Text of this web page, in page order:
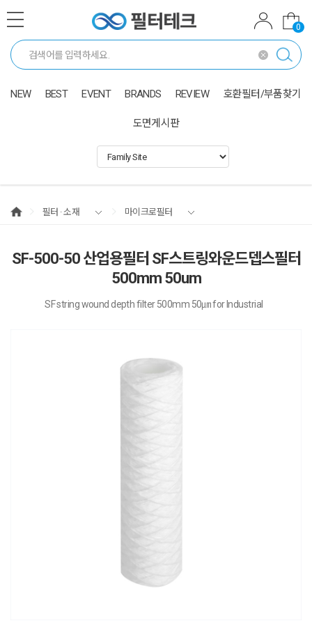
0
NEW BEST EVENT BRANDS REVIEW 호환필터/부품찾기
도면게시판
필터 · 소재 마이크로필터
SF-500-50 산업용필터 SF스트링와운드뎁스필터
500mm 50um
SF string wound depth filter 500mm 50㎛ for Industrial